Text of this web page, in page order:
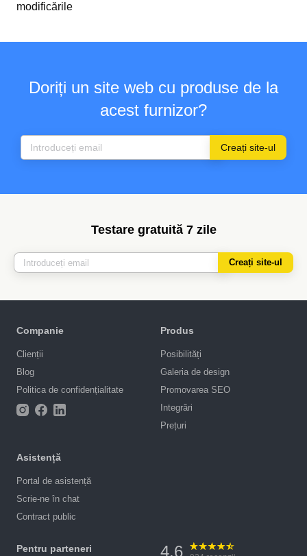
modificările
Doriți un site web cu produse de la
acest furnizor?
Creați site-ul
Testare gratuită 7 zile
Creați site-ul
Companie
Clienții
Blog
Politica de confidențialitate
Produs
Posibilități
Galeria de design
Promovarea SEO
Integrări
Prețuri
Asistență
Portal de asistență
Scrie-ne în chat
Contract public
Pentru parteneri 4.6